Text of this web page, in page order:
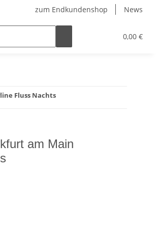
zum Endkundenshop News
0,00 €
Fluss Nachts
am Main